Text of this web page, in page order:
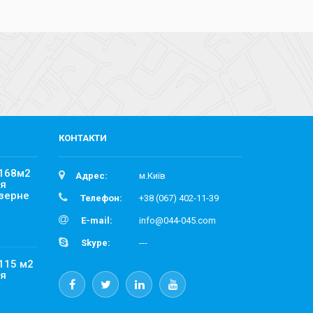
м2
КОНТАКТИ
Адрес: м.Київ
Телефон: +38 (067) 402-11-39
E-mail: info@044-045.com
Skype: ---